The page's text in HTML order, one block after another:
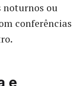
noturnos ou
conferências
e